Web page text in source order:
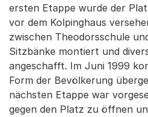
ersten Etappe wurde der
vor dem Kolpinghaus
zwischen Theodorsschule
Sitzbänke montiert und
angeschafft. Im Juni 1999
Form der Bevölkerung
nächsten Etappe war
gegen den Platz zu öffnen